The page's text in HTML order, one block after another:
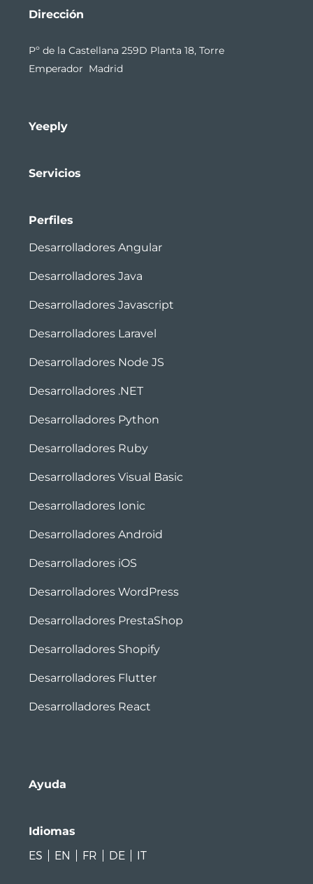
Dirección
Pº de la Castellana 259D Planta 18, Torre
Emperador Madrid
Yeeply
Servicios
Perfiles
Desarrolladores Angular
Desarrolladores Java
Desarrolladores Javascript
Desarrolladores Laravel
Desarrolladores Node JS
Desarrolladores .NET
Desarrolladores Python
Desarrolladores Ruby
Desarrolladores Visual Basic
Desarrolladores Ionic
Desarrolladores Android
Desarrolladores iOS
Desarrolladores WordPress
Desarrolladores PrestaShop
Desarrolladores Shopify
Desarrolladores Flutter
Desarrolladores React
Ayuda
Idiomas
ES
EN FR DE IT